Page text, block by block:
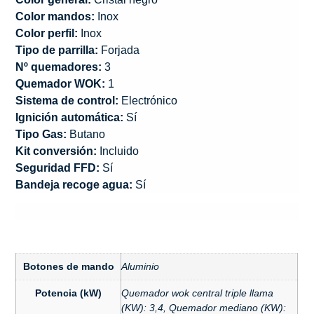
Color mandos: Inox
Color perfil: Inox
Tipo de parrilla: Forjada
Nº quemadores: 3
Quemador WOK: 1
Sistema de control: Electrónico
Ignición automática: Sí
Tipo Gas: Butano
Kit conversión: Incluido
Seguridad FFD: Sí
Bandeja recoge agua: Sí
Botones de mando Aluminio
Potencia (kW)
Quemador wok central triple llama
(KW): 3,4, Quemador mediano (KW):